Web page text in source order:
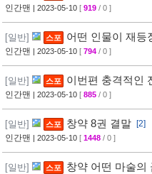
인간맨 | 2023-05-10 [ 919 / 0 ]
[일반] 스포 어떤 인물이 재등
인간맨 | 2023-05-10 [ 794 / 0 ]
[일반] 스포 이번편 충격적인
인간맨 | 2023-05-10 [ 885 / 0 ]
[일반] 스포 창약 8권 결말
[2]
인간맨 | 2023-05-10 [ 1448 / 0 ]
[일반] 스포 창약 어떤 마술의